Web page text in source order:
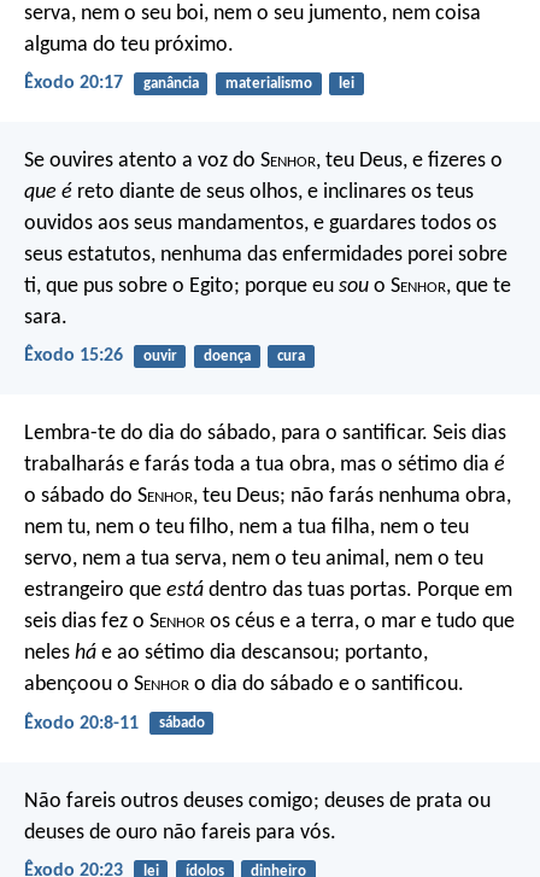
serva, nem o seu boi, nem o seu jumento, nem coisa
alguma do teu próximo.
Êxodo 20:17 ganância materialismo lei
Se ouvires atento a voz do Senhor, teu Deus, e fizeres o
que é reto diante de seus olhos, e inclinares os teus
ouvidos aos seus mandamentos, e guardares todos os
seus estatutos, nenhuma das enfermidades porei sobre
ti, que pus sobre o Egito; porque eu sou o Senhor, que te
sara.
Êxodo 15:26 ouvir doença cura
Lembra-te do dia do sábado, para o santificar. Seis dias
trabalharás e farás toda a tua obra, mas o sétimo dia é
o sábado do Senhor, teu Deus; não farás nenhuma obra,
nem tu, nem o teu filho, nem a tua filha, nem o teu
servo, nem a tua serva, nem o teu animal, nem o teu
estrangeiro que está dentro das tuas portas. Porque em
seis dias fez o Senhor os céus e a terra, o mar e tudo que
neles há e ao sétimo dia descansou; portanto,
abençoou o Senhor o dia do sábado e o santificou.
Êxodo 20:8-11 sábado
Não fareis outros deuses comigo; deuses de prata ou
deuses de ouro não fareis para vós.
Êxodo 20:23 lei ídolos dinheiro